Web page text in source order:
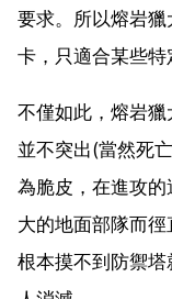
要求。所以熔岩
卡，只適合某些特
不僅如此，熔岩
並不突出(當然死
為脆皮，在進攻
大的地面部隊而
根本摸不到防禦